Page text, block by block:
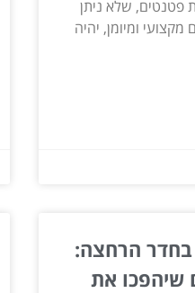
פטנטים, שלא ניתן
ומיומן, יהיה
בחדר הרחצה:
שיהפכו את